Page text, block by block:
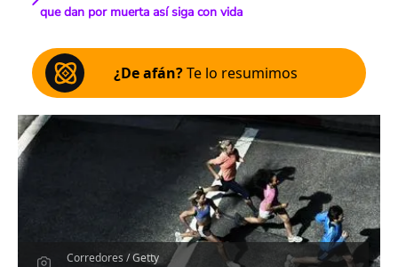
que dan por muerta así siga con vida
¿De afán?Te lo resumimos
Corredores / Getty